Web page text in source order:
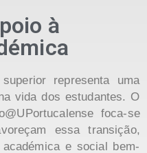
à
representa uma
vida dos estudantes. O
foca-se
essa transição,
e social bem-